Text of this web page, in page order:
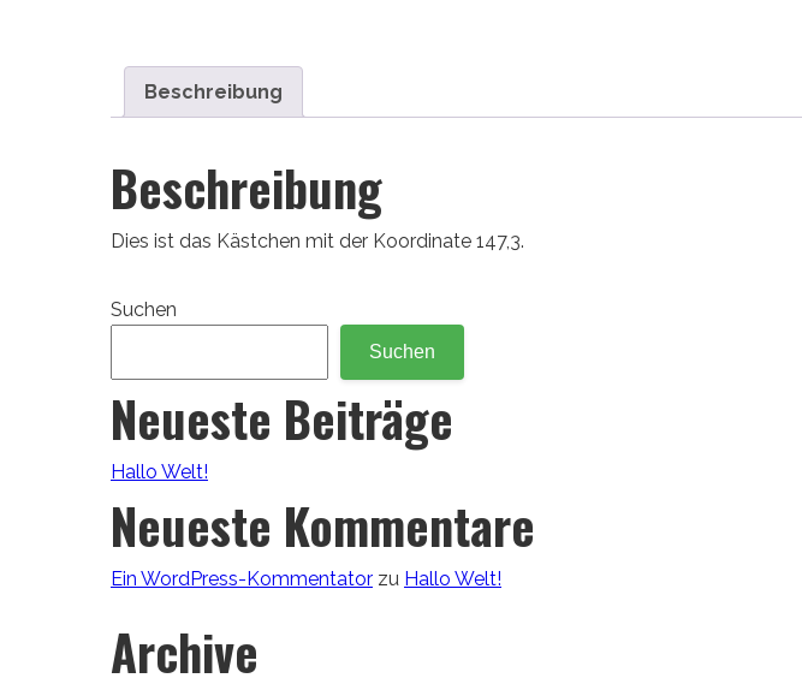
Beschreibung
Beschreibung
Dies ist das Kästchen mit der Koordinate 147,3.
Suchen
Suchen
Neueste Beiträge
Hallo Welt!
Neueste Kommentare
Ein WordPress-Kommentator zu Hallo Welt!
Archive